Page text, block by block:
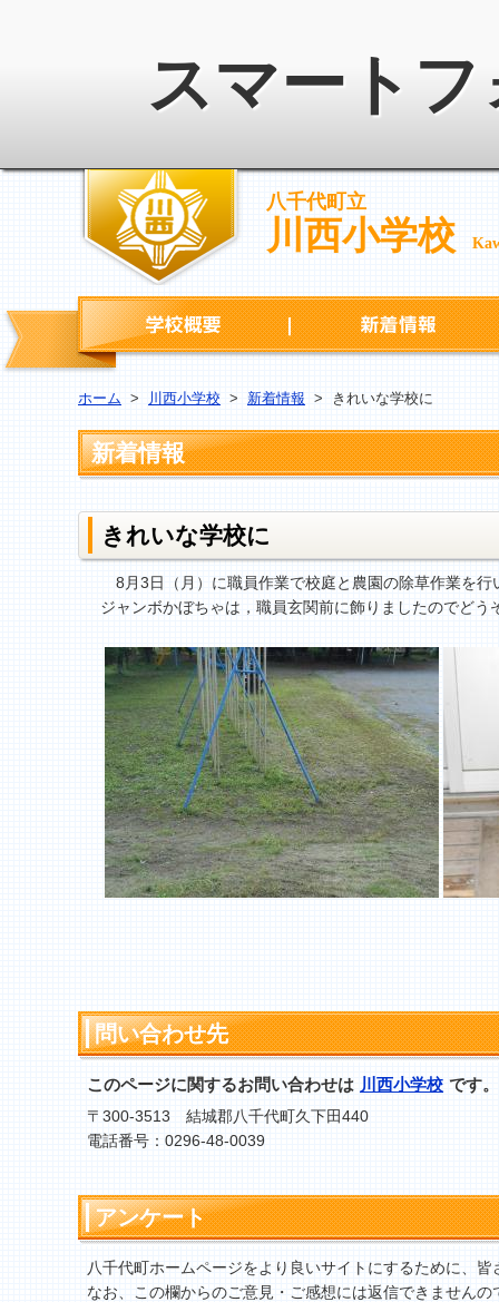
スマート
八千代町立
川西小学校
学校概要
ホーム > 川西小学校 > 新着情報 > きれいな学校に
新着情報
きれいな学校に
8月3日（月）に職員作業で校庭と農園の除草作業を
ジャンボかぼちゃは，職員玄関前に飾りましたのでどう
問い合わせ先
このページに関するお問い合わせは 川西小学校 です。
〒300-3513 結城郡八千代町久下田440
電話番号：0296-48-0039
アンケート
八千代町ホームページをより良いサイトにするために、
なお、この欄からのご意見・ご感想には返信できませんの